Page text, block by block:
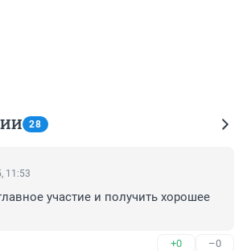
28
11:53
участие и получить хорошее
+0 –0